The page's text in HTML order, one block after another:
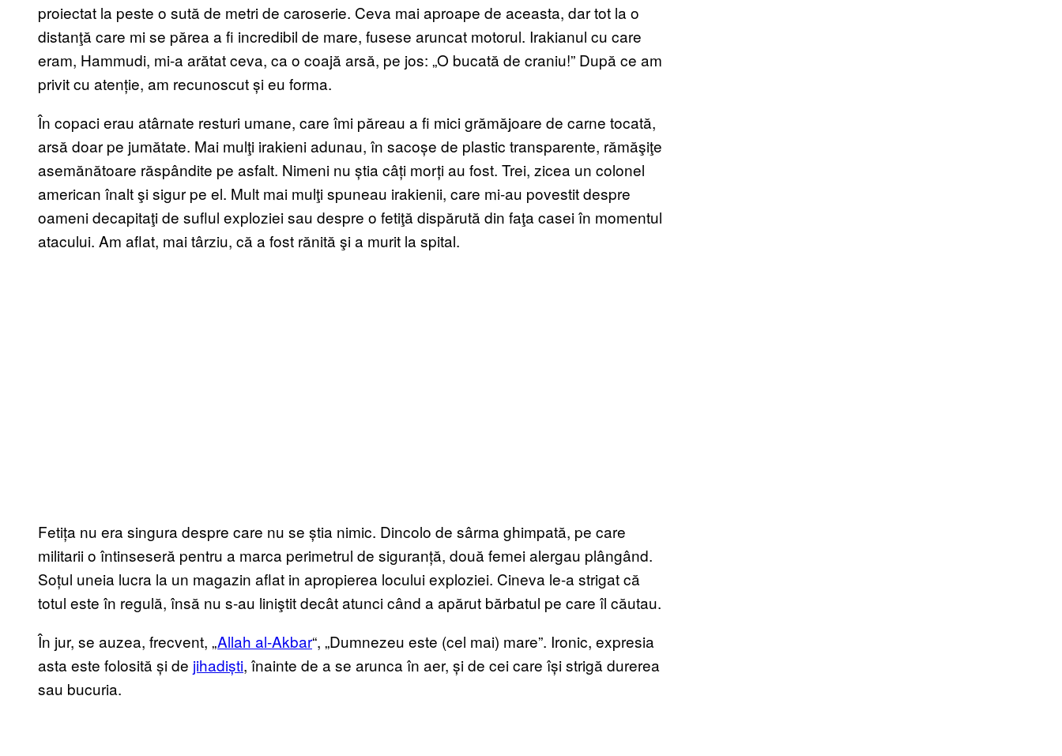
proiectat la peste o sută de metri de caroserie. Ceva mai aproape de aceasta, dar tot la o
distanţă care mi se părea a fi incredibil de mare, fusese aruncat motorul. Irakianul cu care
eram, Hammudi, mi-a arătat ceva, ca o coajă arsă, pe jos: „O bucată de craniu!” După ce am
privit cu atenție, am recunoscut și eu forma.
În copaci erau atârnate resturi umane, care îmi păreau a fi mici grămăjoare de carne tocată,
arsă doar pe jumătate. Mai mulţi irakieni adunau, în sacoșe de plastic transparente, rămăşiţe
asemănătoare răspândite pe asfalt. Nimeni nu știa câți morți au fost. Trei, zicea un colonel
american înalt şi sigur pe el. Mult mai mulţi spuneau irakienii, care mi-au povestit despre
oameni decapitaţi de suflul exploziei sau despre o fetiţă dispărută din faţa casei în momentul
atacului. Am aflat, mai târziu, că a fost rănită şi a murit la spital.
Fetița nu era singura despre care nu se știa nimic. Dincolo de sârma ghimpată, pe care
militarii o întinseseră pentru a marca perimetrul de siguranță, două femei alergau plângând.
Soțul uneia lucra la un magazin aflat in apropierea locului exploziei. Cineva le-a strigat că
totul este în regulă, însă nu s-au liniştit decât atunci când a apărut bărbatul pe care îl căutau.
În jur, se auzea, frecvent, „Allah al-Akbar“, „Dumnezeu este (cel mai) mare”. Ironic, expresia
asta este folosită și de jihadiști, înainte de a se arunca în aer, și de cei care își strigă durerea
sau bucuria.